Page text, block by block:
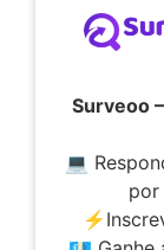
Surveoo
💻
por